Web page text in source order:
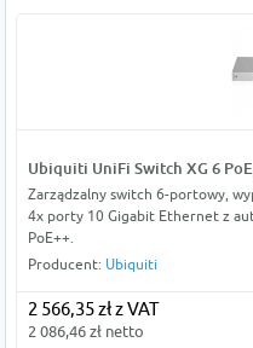
Ubiquiti UniFi Switch XG 6
Zarządzalny switch 6-portowy,
4x porty 10 Gigabit Ethernet z
PoE++.
Producent: Ubiquiti
2 566,35 zł z VAT
2 086,46 zł netto